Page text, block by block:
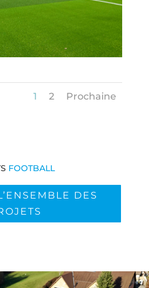
1 2 Prochaine
FOOTBALL
DES